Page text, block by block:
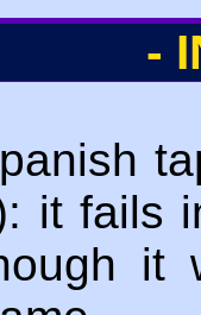
-
it fails
it